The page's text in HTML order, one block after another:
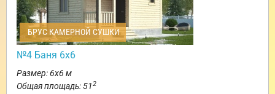
БРУС КАМЕРНОЙ СУШКИ
№4 Баня 6х6
Размер: 6х6 м
Общая площадь: 512